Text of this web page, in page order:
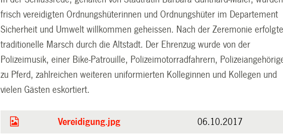
frisch vereidigten Ordnungshüterinnen und Ordnungshüter im Departement
Sicherheit und Umwelt willkommen geheissen. Nach der Zeremonie
traditionelle Marsch durch die Altstadt. Der Ehrenzug wurde von der
Polizeimusik, einer Bike-Patrouille, Polizeimotorradfahrern,
zu Pferd, zahlreichen weiteren uniformierten Kolleginnen und Kollegen und
vielen Gästen eskortiert.
Vereidigung.jpg 06.10.2017